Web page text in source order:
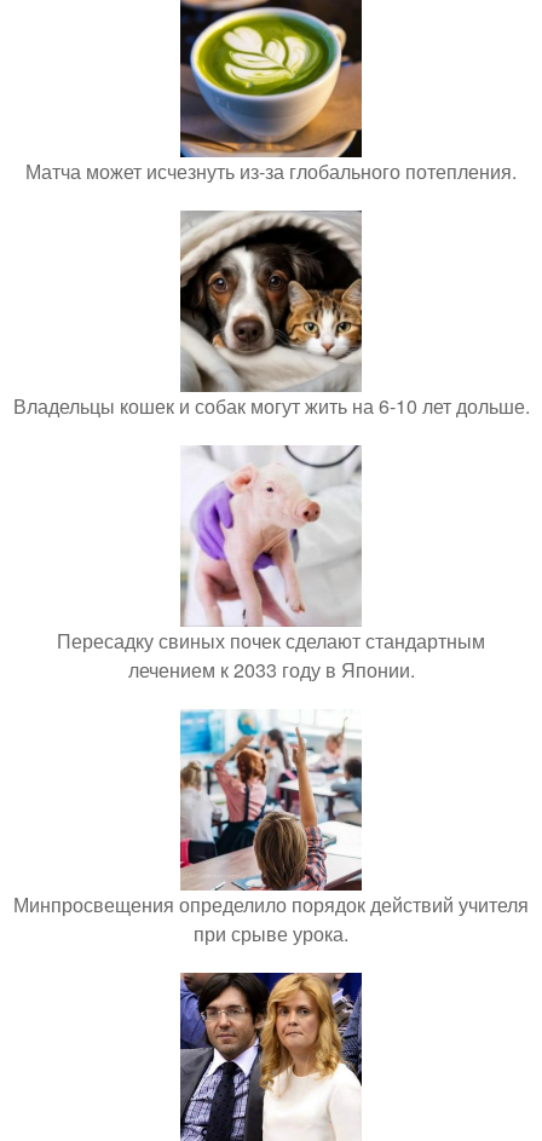
Матча может исчезнуть из-за глобального потепления.
Владельцы кошек и собак могут жить на 6-10 лет дольше.
Пересадку свиных почек сделают стандартным
лечением к 2033 году в Японии.
Минпросвещения определило порядок действий учителя
при срыве урока.